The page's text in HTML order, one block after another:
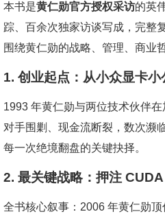
本书是黄仁勋官方授权采访的英
踪、百余次独家访谈写成，完整
围绕黄仁勋的战略、管理、商业
1. 创业起点：从小众显卡小
1993 年黄仁勋与两位技术伙伴
对手围剿、现金流断裂，数次濒
每一次绝境翻盘的关键抉择。
2. 最关键战略：押注
全书核心叙事：2006 年黄仁勋